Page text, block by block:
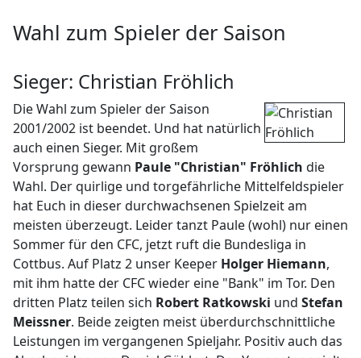
Wahl zum Spieler der Saison
Sieger: Christian Fröhlich
Die Wahl zum Spieler der Saison
2001/2002 ist beendet. Und hat natürlich
auch einen Sieger. Mit großem
Vorsprung gewann Paule "Christian" Fröhlich die
Wahl. Der quirlige und torgefährliche Mittelfeldspieler
hat Euch in dieser durchwachsenen Spielzeit am
meisten überzeugt. Leider tanzt Paule (wohl) nur einen
Sommer für den CFC, jetzt ruft die Bundesliga in
Cottbus. Auf Platz 2 unser Keeper Holger Hiemann,
mit ihm hatte der CFC wieder eine "Bank" im Tor. Den
dritten Platz teilen sich Robert Ratkowski und Stefan
Meissner. Beide zeigten meist überdurchschnittliche
Leistungen im vergangenen Spieljahr. Positiv auch das